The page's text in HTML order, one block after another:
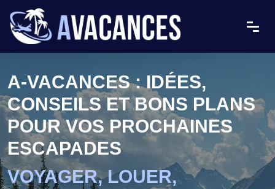
A-VACANCES : IDÉES,
CONSEILS ET BONS PLANS
POUR VOS PROCHAINES
ESCAPADES
VOYAGER, LOUER,